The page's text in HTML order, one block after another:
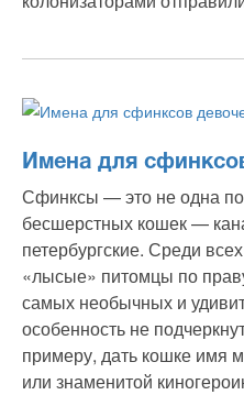
Имена для
Сфинксы — это не одна
бесшерстных кошек —
петербургские. Среди
«лысые» питомцы по
самых необычных и
особенность не
примеру, дать кошке имя
или знаменитой